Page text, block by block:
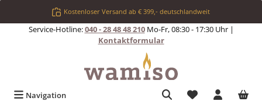
Zum Hauptinhalt springenKostenloser Versand ab € 399,- deutschlandweit
Service-Hotline:040 - 28 48 48 210Mo-Fr, 08:30 - 17:30 Uhr |
Kontaktformular
Navigation Du hast 0